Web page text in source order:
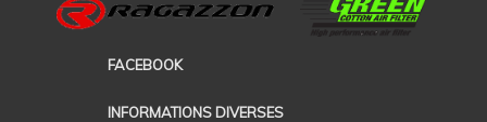
FACEBOOK
INFORMATIONS DIVERSES